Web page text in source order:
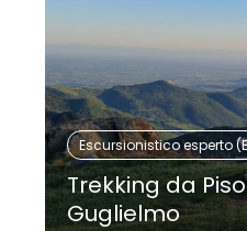
Escursionistico esperto
Trekking da
Guglielmo